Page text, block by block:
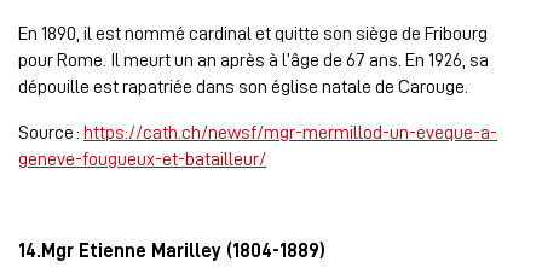
En 1890, il est nommé cardinal et quitte son siège de Fribourg
pour Rome. Il meurt un an après à l’âge de 67 ans. En 1926, sa
dépouille est rapatriée dans son église natale de Carouge.
Source : https://cath.ch/newsf/mgr-mermillod-un-eveque-a-
geneve-fougueux-et-batailleur/
14.Mgr Etienne Marilley (1804-1889)